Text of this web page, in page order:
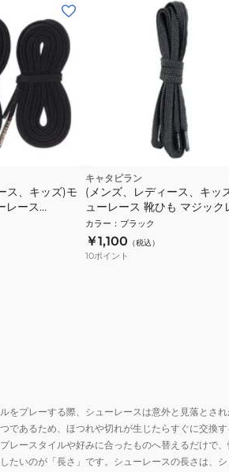
ス、キッズ)モ
レース
キャタピラン
(メンズ、レディース、キッ
ューレース 靴ひも マジック
ス 2.0 95cm ドットブラック
95-DBK
カラー ： ブラック
￥1,100 （税込）
10ポイント
をプレーする際、シューレースは意外と見落とさ
であるため、ほつれや切れが生じたらすぐに交換
レースタイルや好みに合ったものへ替えるだけで
たいのが「長さ」です。シューレースの長さは、